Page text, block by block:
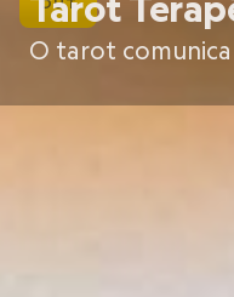
O tarot